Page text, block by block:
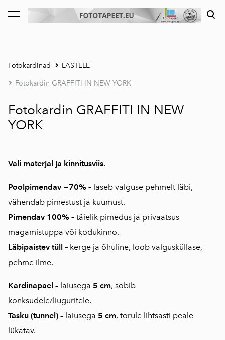
lisati ostukorvi. Vaata ostukorvi
Fotokardinad LASTELE
Fotokardin GRAFFITI IN NEW YORK
Fotokardin GRAFFITI IN NEW
YORK
Vali materjal ja kinnitusviis.
Poolpimendav ~70% – laseb valguse pehmelt läbi,
vähendab pimestust ja kuumust.
Pimendav 100% – täielik pimedus ja privaatsus
magamistuppa või kodukinno.
Läbipaistev tüll – kerge ja õhuline, loob valgusküllase,
pehme ilme.
Kardinapael – laiusega 5 cm, sobib
konksudele/liuguritele.
Tasku (tunnel) – laiusega 5 cm, torule lihtsasti peale
lükatav.